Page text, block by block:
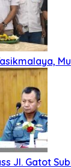
Jl. Gatot